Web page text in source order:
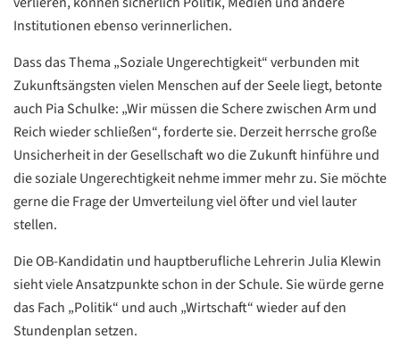
Institutionen ebenso verinnerlichen.
Dass das Thema „Soziale Ungerechtigkeit“ verbunden mit
Zukunftsängsten vielen Menschen auf der Seele liegt, betonte
auch Pia Schulke: „Wir müssen die Schere zwischen Arm und
Reich wieder schließen“, forderte sie. Derzeit herrsche große
Unsicherheit in der Gesellschaft wo die Zukunft hinführe und
die soziale Ungerechtigkeit nehme immer mehr zu. Sie möchte
gerne die Frage der Umverteilung viel öfter und viel lauter
stellen.
Die OB-Kandidatin und hauptberufliche Lehrerin Julia Klewin
sieht viele Ansatzpunkte schon in der Schule. Sie würde gerne
das Fach „Politik“ und auch „Wirtschaft“ wieder auf den
Stundenplan setzen.
Datenschutzerklärung
ZURÜCK
Datenschutzerklärung
Google
Datenschutzerklärung
Übersetzen
/
Translate
ZURÜCK